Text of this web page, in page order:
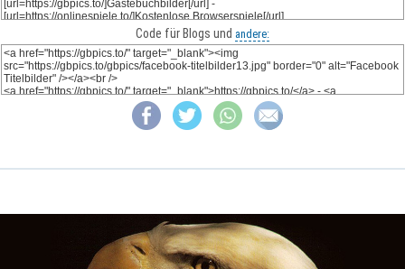
Code für Blogs und andere: